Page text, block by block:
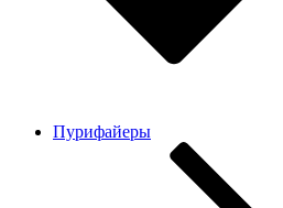
Пурифайеры